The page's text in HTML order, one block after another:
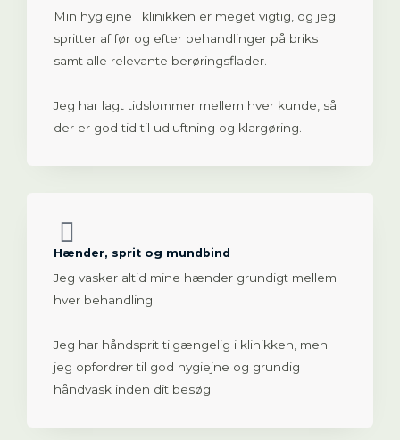
Min hygiejne i klinikken er meget vigtig, og jeg
spritter af før og efter behandlinger på briks
samt alle relevante berøringsflader.
Jeg har lagt tidslommer mellem hver kunde, så
der er god tid til udluftning og klargøring.
Hænder, sprit og mundbind
Jeg vasker altid mine hænder grundigt mellem
hver behandling.
Jeg har håndsprit tilgængelig i klinikken, men
jeg opfordrer til god hygiejne og grundig
håndvask inden dit besøg.